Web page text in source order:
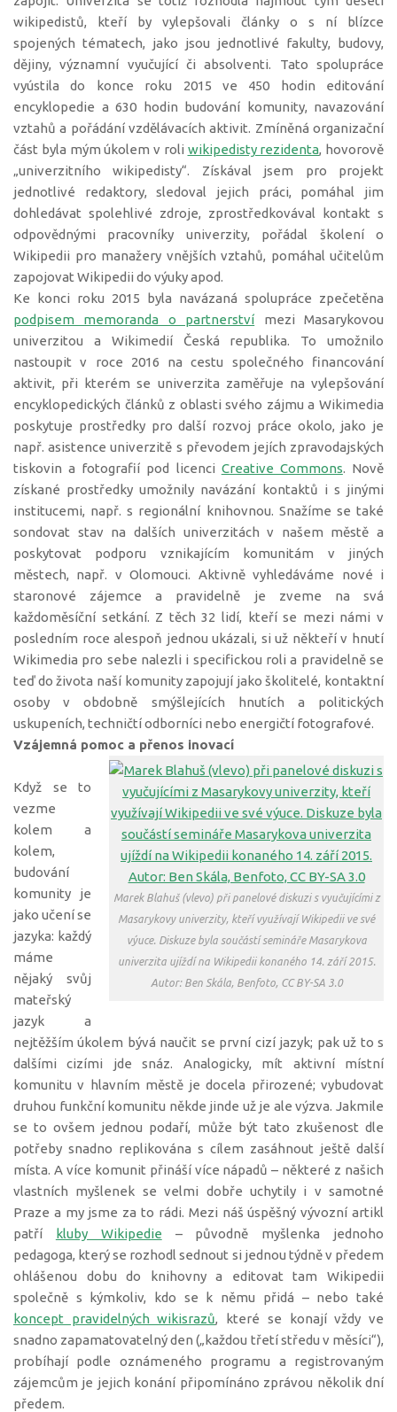
wikipedistů, kteří by vylepšovali články o s ní blízce
spojených tématech, jako jsou jednotlivé fakulty, budovy,
dějiny, významní vyučující či absolventi. Tato spolupráce
vyústila do konce roku 2015 ve 450 hodin editování
encyklopedie a 630 hodin budování komunity, navazování
vztahů a pořádání vzdělávacích aktivit. Zmíněná organizační
část byla mým úkolem v roli wikipedisty rezidenta, hovorově
„univerzitního wikipedisty“. Získával jsem pro projekt
jednotlivé redaktory, sledoval jejich práci, pomáhal jim
dohledávat spolehlivé zdroje, zprostředkovával kontakt s
odpovědnými pracovníky univerzity, pořádal školení o
Wikipedii pro manažery vnějších vztahů, pomáhal učitelům
zapojovat Wikipedii do výuky apod.
Ke konci roku 2015 byla navázaná spolupráce zpečetěna
podpisem memoranda o partnerství mezi Masarykovou
univerzitou a Wikimedií Česká republika. To umožnilo
nastoupit v roce 2016 na cestu společného financování
aktivit, při kterém se univerzita zaměřuje na vylepšování
encyklopedických článků z oblasti svého zájmu a Wikimedia
poskytuje prostředky pro další rozvoj práce okolo, jako je
např. asistence univerzitě s převodem jejích zpravodajských
tiskovin a fotografií pod licenci Creative Commons. Nově
získané prostředky umožnily navázání kontaktů i s jinými
institucemi, např. s regionální knihovnou. Snažíme se také
sondovat stav na dalších univerzitách v našem městě a
poskytovat podporu vznikajícím komunitám v jiných
městech, např. v Olomouci. Aktivně vyhledáváme nové i
staronové zájemce a pravidelně je zveme na svá
každoměsíční setkání. Z těch 32 lidí, kteří se mezi námi v
posledním roce alespoň jednou ukázali, si už někteří v hnutí
Wikimedia pro sebe nalezli i specifickou roli a pravidelně se
teď do života naší komunity zapojují jako školitelé, kontaktní
osoby v obdobně smýšlejících hnutích a politických
uskupeních, techničtí odborníci nebo energičtí fotografové.
Vzájemná pomoc a přenos inovací
Marek Blahuš (vlevo) při panelové diskuzi s vyučujícími z
Masarykovy univerzity, kteří využívají Wikipedii ve své
výuce. Diskuze byla součástí semináře Masarykova
univerzita ujíždí na Wikipedii konaného 14. září 2015.
Autor: Ben Skála, Benfoto, CC BY-SA 3.0
Když se to
vezme
kolem a
kolem,
budování
komunity je
jako učení se
jazyka: každý
máme
nějaký svůj
mateřský
jazyk a
nejtěžším úkolem bývá naučit se první cizí jazyk; pak už to s
dalšími cizími jde snáz. Analogicky, mít aktivní místní
komunitu v hlavním městě je docela přirozené; vybudovat
druhou funkční komunitu někde jinde už je ale výzva. Jakmile
se to ovšem jednou podaří, může být tato zkušenost dle
potřeby snadno replikována s cílem zasáhnout ještě další
místa. A více komunit přináší více nápadů – některé z našich
vlastních myšlenek se velmi dobře uchytily i v samotné
Praze a my jsme za to rádi. Mezi náš úspěšný vývozní artikl
patří kluby Wikipedie – původně myšlenka jednoho
pedagoga, který se rozhodl sednout si jednou týdně v předem
ohlášenou dobu do knihovny a editovat tam Wikipedii
společně s kýmkoliv, kdo se k němu přidá – nebo také
koncept pravidelných wikisrazů, které se konají vždy ve
snadno zapamatovatelný den („každou třetí středu v měsíci“),
probíhají podle oznámeného programu a registrovaným
zájemcům je jejich konání připomínáno zprávou několik dní
předem.